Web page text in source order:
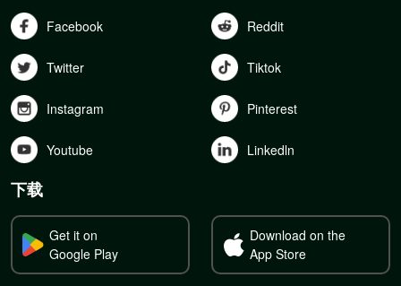
Facebook Reddit
Twitter Tiktok
Instagram Pinterest
Youtube Linkedln
下载
Get it on
Google Play
Download on the
App Store